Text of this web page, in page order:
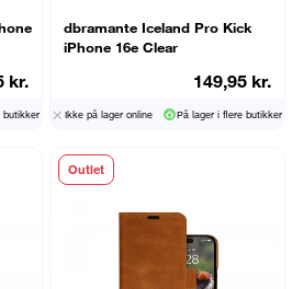
kr.
butikker
dbramante Iceland Pro Kick
iPhone 16e Clear
149,95 kr.
Ikke på lager online På lager i flere butikker
Outlet